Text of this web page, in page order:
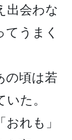
出会わな
うまく
の頃は若
た。
れも」